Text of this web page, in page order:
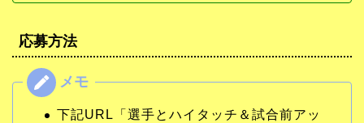
応募方法
下記URL「選手とハイタッチ＆試合前アッ